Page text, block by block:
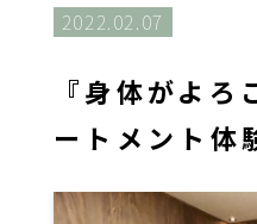
2022.02.07
『身体がよろ
ートメント体